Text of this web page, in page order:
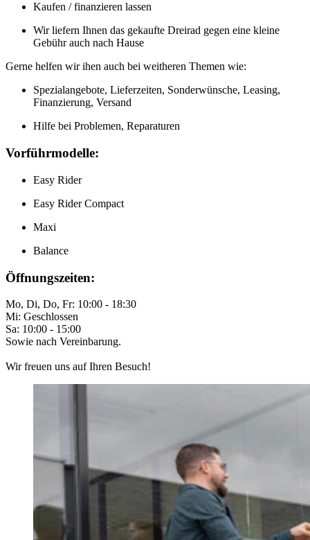
Kaufen / finanzieren lassen
Wir liefern Ihnen das gekaufte Dreirad gegen eine kleine
Gebühr auch nach Hause
Gerne helfen wir ihen auch bei weitheren Themen wie:
Spezialangebote, Lieferzeiten, Sonderwünsche, Leasing,
Finanzierung, Versand
Hilfe bei Problemen, Reparaturen
Vorführmodelle:
Easy Rider
Easy Rider Compact
Maxi
Balance
Öffnungszeiten:
Mo, Di, Do, Fr: 10:00 - 18:30
Mi: Geschlossen
Sa: 10:00 - 15:00
Sowie nach Vereinbarung.
Wir freuen uns auf Ihren Besuch!